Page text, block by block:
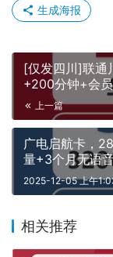
生成海报
[仅发四川]联通
+200分钟+会
上一篇
广电启航卡，
量+3个月无语
2025-12-05 上午
相关推荐